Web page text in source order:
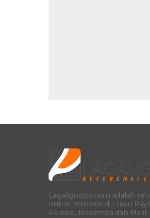
Lagaligopos.com adalah
online terbesar di Luwu
Palopo, Masamba dan